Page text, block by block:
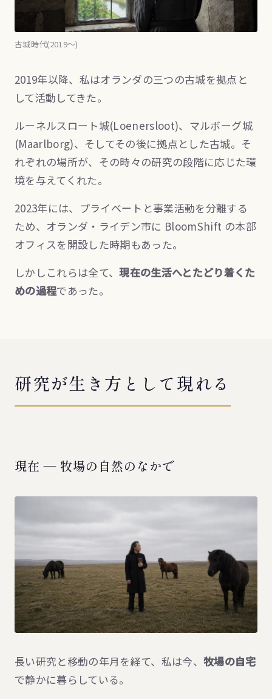
古城時代(2019〜)
2019年以降、私はオランダの三つの古城を拠点と
して活動してきた。
ルーネルスロート城(Loenersloot)、マルボーグ城
(Maarlborg)、そしてその後に拠点とした古城。そ
れぞれの場所が、その時々の研究の段階に応じた環
境を与えてくれた。
2023年には、プライベートと事業活動を分離する
ため、オランダ・ライデン市に BloomShift の本部
オフィスを開設した時期もあった。
しかしこれらは全て、現在の生活へとたどり着くた
めの過程であった。
研究が生き方として現れる
現在 — 牧場の自然のなかで
長い研究と移動の年月を経て、私は今、牧場の自宅
で静かに暮らしている。